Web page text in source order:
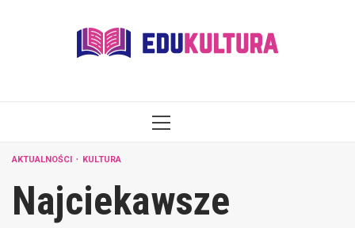
PRIMARY
AKTUALNOŚCI KULTURA
Najciekawsze